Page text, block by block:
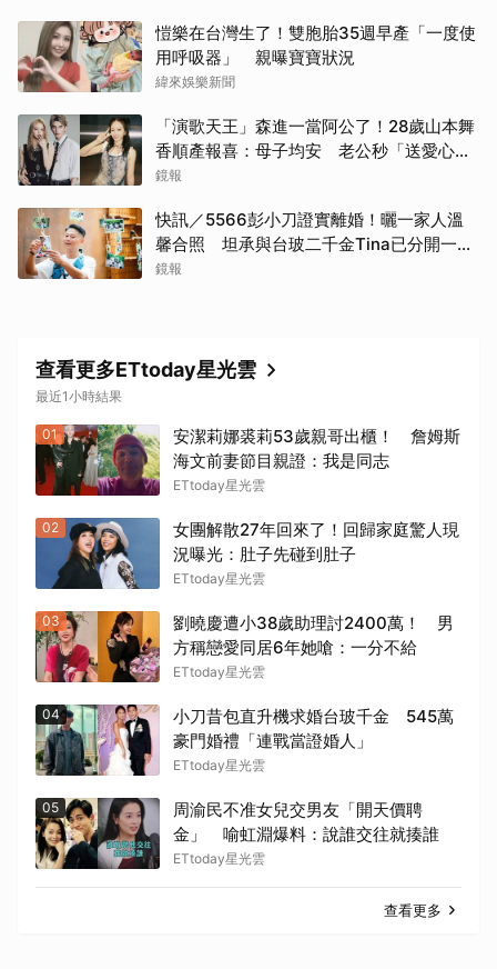
愷樂在台灣生了！雙胞胎35週早產「一度使
用呼吸器」 親曝寶寶狀況
緯來娛樂新聞
「演歌天王」森進一當阿公了！28歲山本舞
香順產報喜：母子均安 老公秒「送愛心」
閃炸
鏡報
快訊／5566彭小刀證實離婚！曬一家人溫
馨合照 坦承與台玻二千金Tina已分開一段
時間
鏡報
查看更多ETtoday星光雲
最近1小時結果
01
安潔莉娜裘莉53歲親哥出櫃！ 詹姆斯
海文前妻節目親證：我是同志
ETtoday星光雲
02
女團解散27年回來了！回歸家庭驚人現
況曝光：肚子先碰到肚子
ETtoday星光雲
03
劉曉慶遭小38歲助理討2400萬！ 男
方稱戀愛同居6年她嗆：一分不給
ETtoday星光雲
04
小刀昔包直升機求婚台玻千金 545萬
豪門婚禮「連戰當證婚人」
ETtoday星光雲
05
周渝民不准女兒交男友「開天價聘
金」 喻虹淵爆料：說誰交往就揍誰
ETtoday星光雲
查看更多